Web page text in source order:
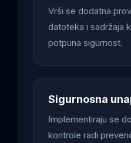
Vrši se dodatna
datoteka i sadržaja
potpuna sigurnost.
Sigurnosna
Implementiraju se
kontrole radi